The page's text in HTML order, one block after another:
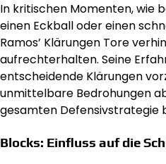
In kritischen Momenten, wie
einen Eckball oder einen
Ramos’ Klärungen Tore
aufrechterhalten. Seine
entscheidende Klärungen
unmittelbare Bedrohungen
gesamten Defensivstrategie
Blocks: Einfluss auf die